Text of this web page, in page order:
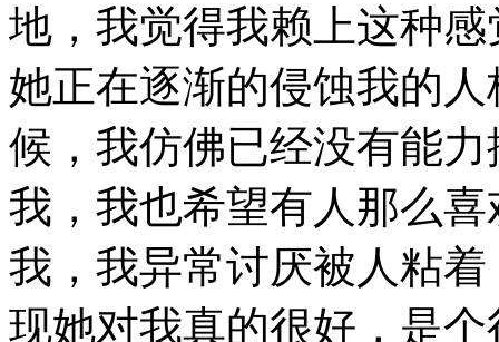
地，我觉得我赖上这种
她正在逐渐的侵蚀我的
候，我仿佛已经没有能
我，我也希望有人那么
我，我异常讨厌被人粘
现她对我真的很好，是